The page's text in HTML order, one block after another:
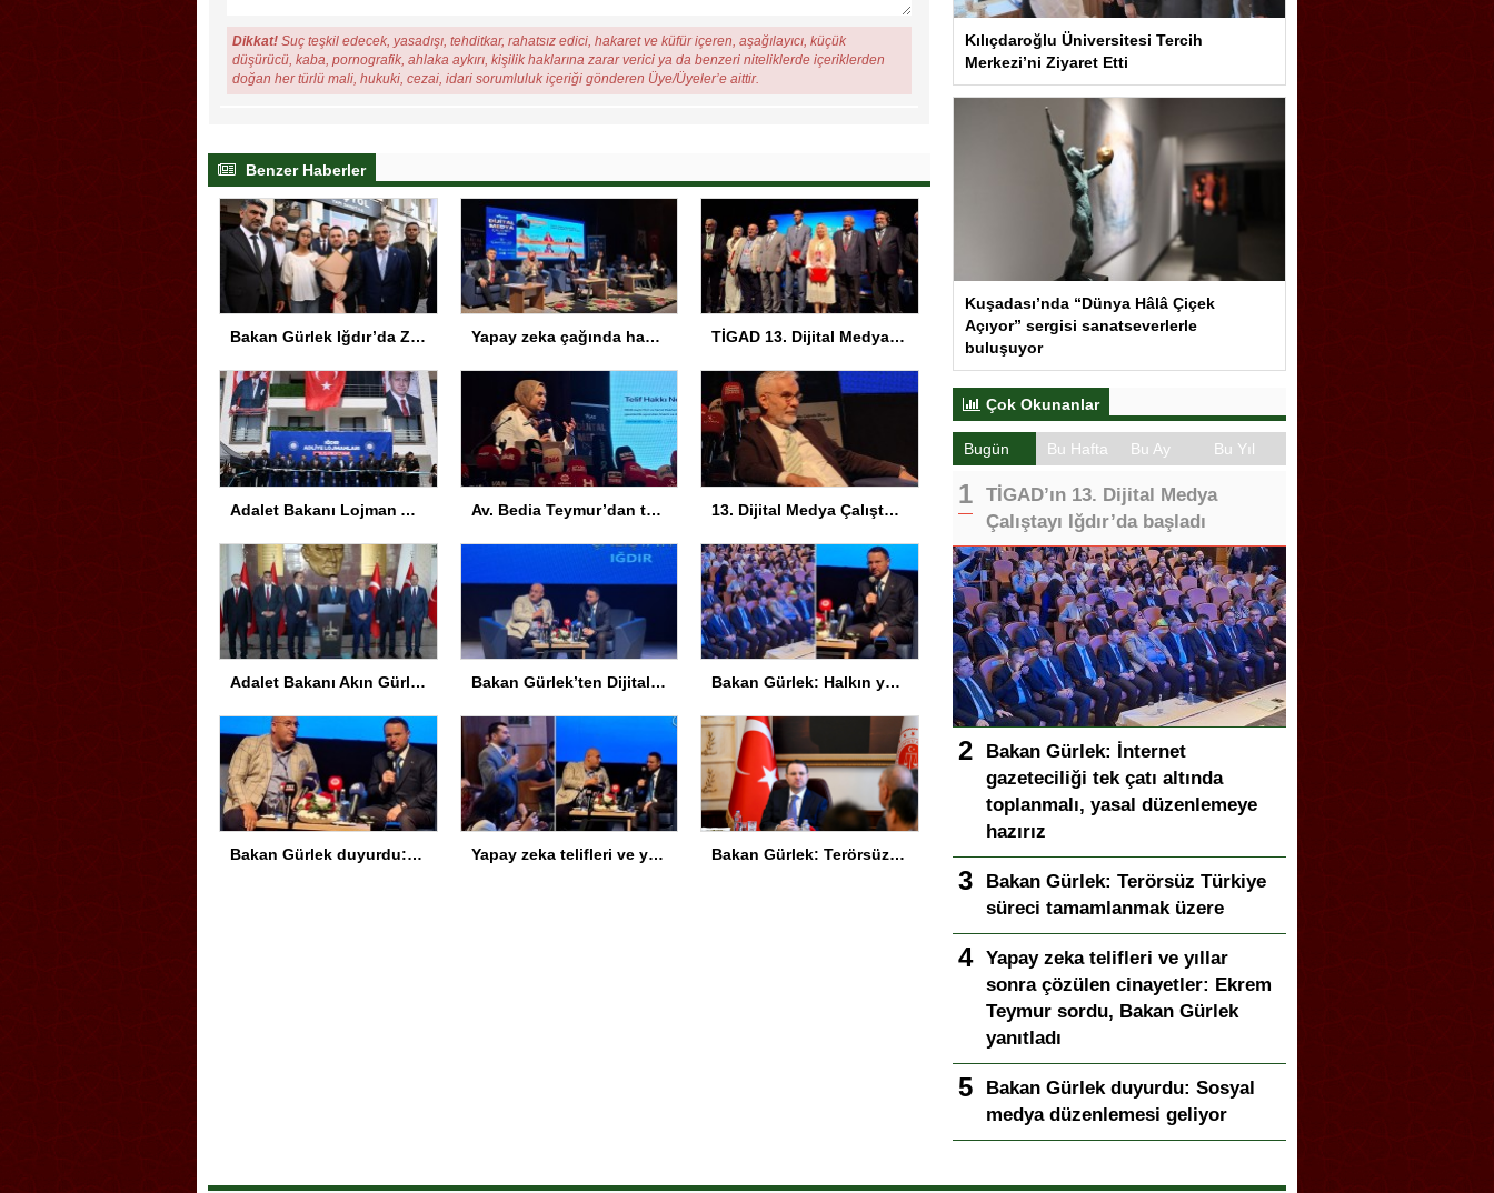
Dikkat! Suç teşkil edecek, yasadışı, tehditkar, rahatsız edici, hakaret ve küfür içeren, aşağılayıcı, küçük
düşürücü, kaba, pornografik, ahlaka aykırı, kişilik haklarına zarar verici ya da benzeri niteliklerde içeriklerden
doğan her türlü mali, hukuki, cezai, idari sorumluluk içeriği gönderen Üye/Üyeler’e aittir.
Benzer Haberler
Bakan Gürlek Iğdır’da Ziyaretlerde Bulundu Yapay zeka çağında haberin geleceği Iğdır’da konuşuldu TİGAD 13. Dijital Medya Çalıştayı’nda ilk gün sona erdi! Gazeteciliğin dijital dönüşümü Iğdır’da ele alındı
Adalet Bakanı Lojman Açılışında Önemli Açıklamalar Yaptı Av. Bedia Teymur’dan telif çıkışı: Herkes bir şeyler yapar ama herkes üretemez 13. Dijital Medya Çalıştayı Iğdır’da başladı: Hadi Özışık, internet yasasının perde arkasını anlattı
Adalet Bakanı Akın Gürlek: Yüzyılın en önemli devlet projesi Bakan Gürlek’ten Dijital Medya Çalıştayı’nda Önemli Açıklamalar Bakan Gürlek: Halkın yüzde 91’i sürece destek veriyor
Bakan Gürlek duyurdu: Sosyal medya düzenlemesi geliyor Yapay zeka telifleri ve yıllar sonra çözülen cinayetler: Ekrem Teymur sordu, Bakan Gürlek yanıtladı Bakan Gürlek: Terörsüz Türkiye süreci tamamlanmak üzere
Kılıçdaroğlu Üniversitesi Tercih
Merkezi’ni Ziyaret Etti
Kuşadası’nda “Dünya Hâlâ Çiçek
Açıyor” sergisi sanatseverlerle
buluşuyor
Çok Okunanlar
Bugün Bu Hafta Bu Ay Bu Yıl
TİGAD’ın 13. Dijital Medya
Çalıştayı Iğdır’da başladı
Bakan Gürlek: İnternet
gazeteciliği tek çatı altında
toplanmalı, yasal düzenlemeye
hazırız
Bakan Gürlek: Terörsüz Türkiye
süreci tamamlanmak üzere
Yapay zeka telifleri ve yıllar
sonra çözülen cinayetler: Ekrem
Teymur sordu, Bakan Gürlek
yanıtladı
Bakan Gürlek duyurdu: Sosyal
medya düzenlemesi geliyor